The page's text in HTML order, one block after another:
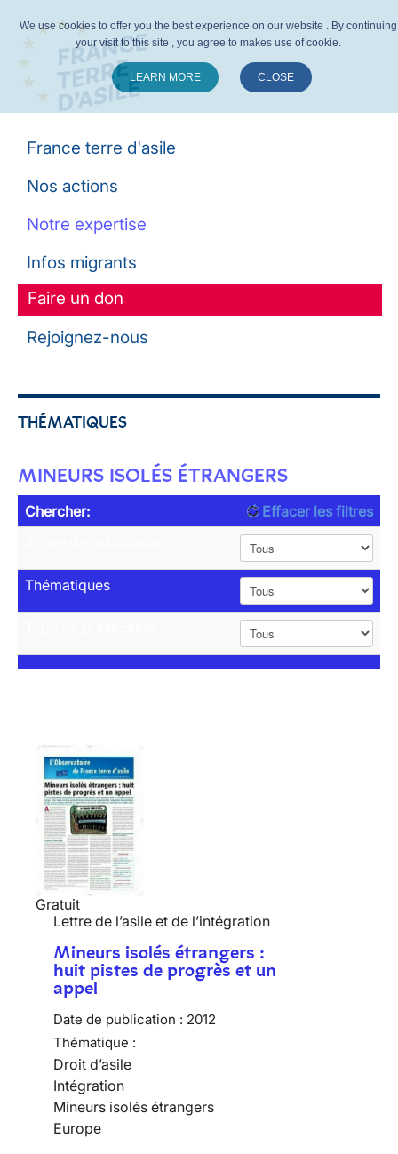
France terre d'asile
Nos actions
Notre expertise
Infos migrants
Faire un don
Rejoignez-nous
THÉMATIQUES
MINEURS ISOLÉS ÉTRANGERS
Chercher:
Effacer les filtres
Thématiques
Gratuit
Lettre de l’asile et de l’intégration
Mineurs isolés étrangers :
huit pistes de progrès et un
appel
Date de publication : 2012
Thématique :
Droit d’asile
Intégration
Mineurs isolés étrangers
Europe
We use cookies to offer you the best experience on our website . By continuing
your visit to this site , you agree to makes use of cookie.
LEARN MORE CLOSE